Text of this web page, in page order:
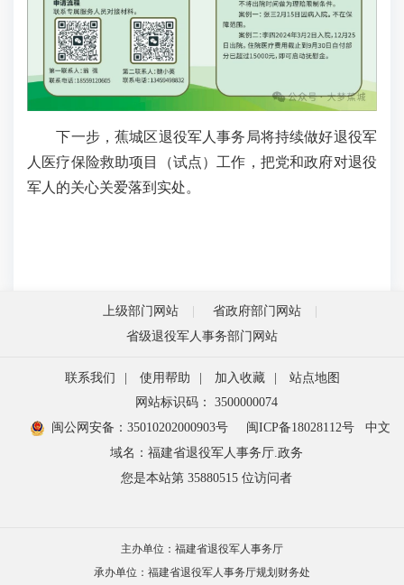
下一步，蕉城区退役军人事务局将持续做好退役军
人医疗保险救助项目（试点）工作，把党和政府对退役
军人的关心关爱落到实处。
上级部门网站
省政府部门网站
省级退役军人事务部门网站
联系我们 使用帮助 加入收藏
站点地图
网站标识码： 3500000074
闽公网安备：35010202000903号
闽ICP备18028112号
中文
域名：福建省退役军人事务厅.政务
您是本站第 35880515 位访问者
主办单位：福建省退役军人事务厅
承办单位：福建省退役军人事务厅规划财务处